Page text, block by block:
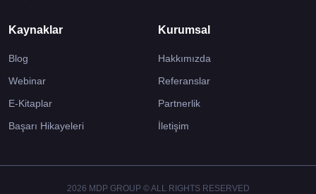
Kaynaklar
Blog
Webinar
E-Kitaplar
Başarı Hikayeleri
Kurumsal
Hakkımızda
Referanslar
Partnerlik
İletişim
2026 MDP GROUP © ALL RIGHTS RESERVED